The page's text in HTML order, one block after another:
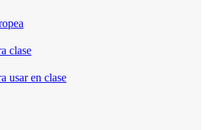
clase
usar en clase